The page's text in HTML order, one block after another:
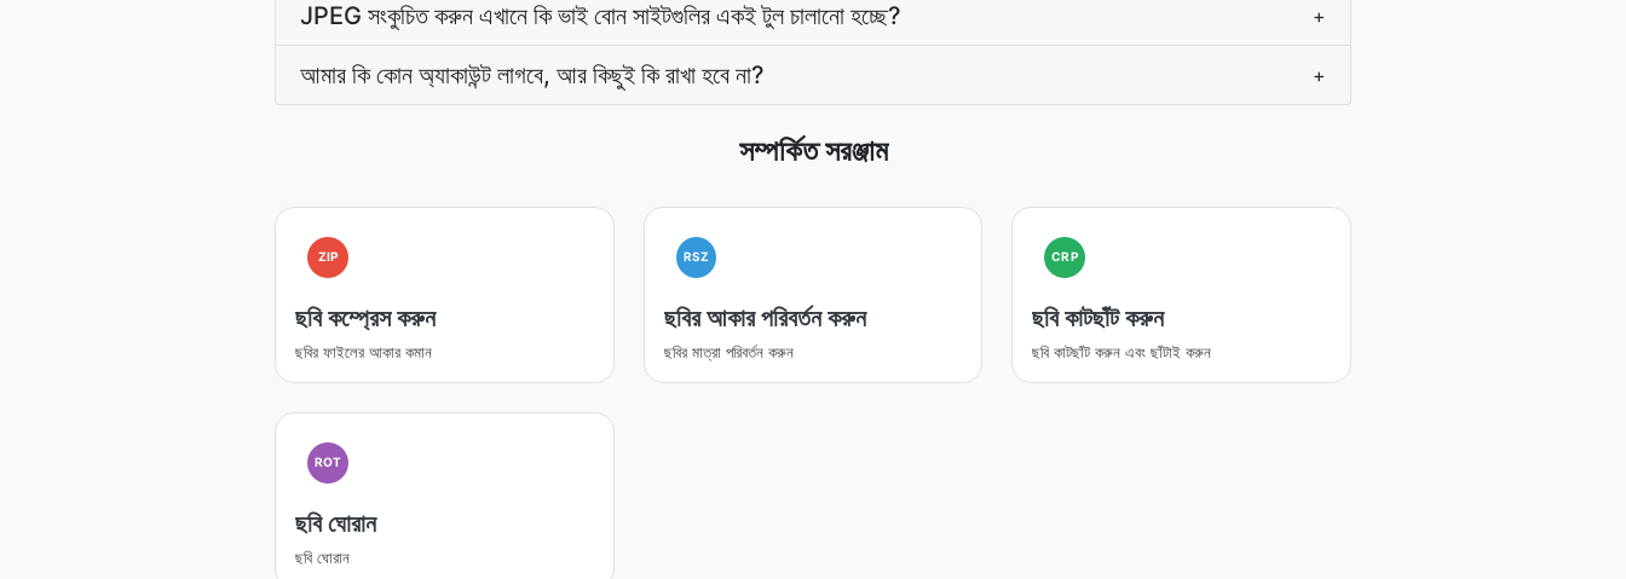
JPEG সংকুচিত করুন এখানে কি ভাই বোন সাইটগুলির একই টুল চালানো হচ্ছে? +
আমার কি কোন অ্যাকাউন্ট লাগবে, আর কিছুই কি রাখা হবে না? +
সম্পর্কিত সরঞ্জাম
ZIP
ছবি কম্প্রেস করুন
ছবির ফাইলের আকার কমান
RSZ
ছবির আকার পরিবর্তন করুন
ছবির মাত্রা পরিবর্তন করুন
CRP
ছবি কাটছাঁট করুন
ছবি কাটছাঁট করুন এবং ছাঁটাই করুন
ROT
ছবি ঘোরান
ছবি ঘোরান